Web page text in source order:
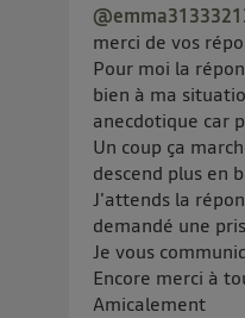
merci de vos
Pour moi la
bien à ma
anecdotique car
Un coup ça
descend plus en
J'attends la
demandé une
Je vous
Encore merci à
Amicalement